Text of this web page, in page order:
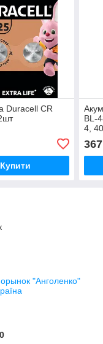
Duracell CR
Купити
BL-
4,
367
"Анголенко"